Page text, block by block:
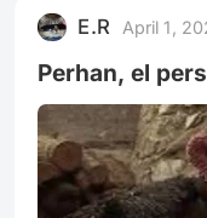
concepto.
parecía cargar
Frankfurt y que,
E.R April 1,
Perhan, el